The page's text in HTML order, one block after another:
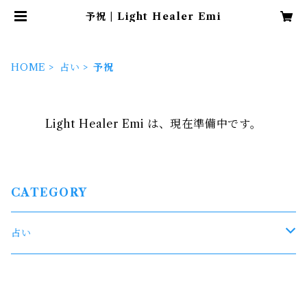
予祝 | Light Healer Emi
HOME 占い 予祝
Light Healer Emi は、現在準備中です。
CATEGORY
占い